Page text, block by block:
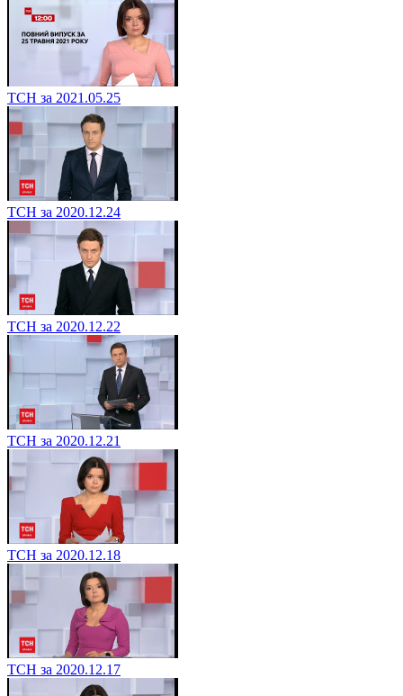
ТСН за 2021.05.25
ТСН за 2020.12.24
ТСН за 2020.12.22
ТСН за 2020.12.21
ТСН за 2020.12.18
ТСН за 2020.12.17